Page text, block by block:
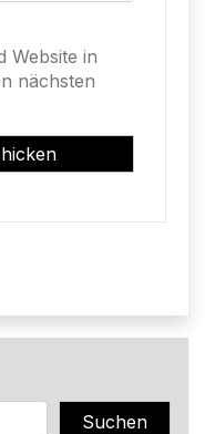
Website in
nächsten
Suchen